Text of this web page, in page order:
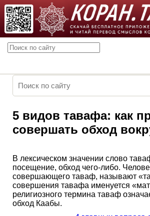
5 видов тавафа: как
совершать обход
В лексическом значении слово
посещение, обход чего-либо.
совершающего таваф, называют
совершения тавафа именуется
религиозного термина таваф
обход Каабы.